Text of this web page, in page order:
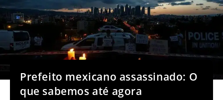
Prefeito mexicano assassinado: O
que sabemos até agora